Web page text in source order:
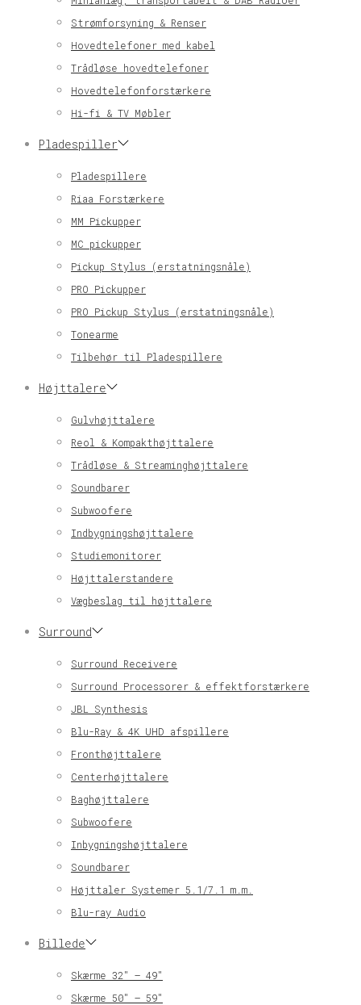
Strømforsyning & Renser
Hovedtelefoner med kabel
Trådløse hovedtelefoner
Hovedtelefonforstærkere
Hi-fi & TV Møbler
Pladespiller
Pladespillere
Riaa Forstærkere
MM Pickupper
MC pickupper
Pickup Stylus (erstatningsnåle)
PRO Pickupper
PRO Pickup Stylus (erstatningsnåle)
Tonearme
Tilbehør til Pladespillere
Højttalere
Gulvhøjttalere
Reol & Kompakthøjttalere
Trådløse & Streaminghøjttalere
Soundbarer
Subwoofere
Indbygningshøjttalere
Studiemonitorer
Højttalerstandere
Vægbeslag til højttalere
Surround
Surround Receivere
Surround Processorer & effektforstærkere
JBL Synthesis
Blu-Ray & 4K UHD afspillere
Fronthøjttalere
Centerhøjttalere
Baghøjttalere
Subwoofere
Inbygningshøjttalere
Soundbarer
Højttaler Systemer 5.1/7.1 m.m.
Blu-ray Audio
Billede
Skærme 32″ – 49″
Skærme 50″ – 59″